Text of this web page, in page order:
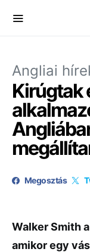
Angliai
Kirúgtak
Megosztás
Walker Smith
amikor egy